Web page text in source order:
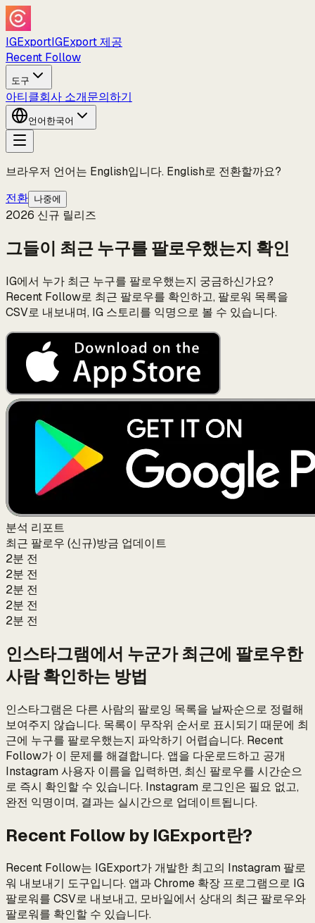
IGExportIGExport 제공
Recent Follow
도구
아티클회사 소개문의하기
언어 한국어
브라우저 언어는 English입니다. English로 전환할까요?
전환 나중에
2026 신규 릴리즈
그들이 최근 누구를 팔로우했는지 확인
IG에서 누가 최근 누구를 팔로우했는지 궁금하신가요?
Recent Follow로 최근 팔로우를 확인하고, 팔로워 목록을
CSV로 내보내며, IG 스토리를 익명으로 볼 수 있습니다.
분석 리포트
최근 팔로우 (신규)방금 업데이트
2분 전
2분 전
2분 전
2분 전
2분 전
인스타그램에서 누군가 최근에 팔로우한
사람 확인하는 방법
인스타그램은 다른 사람의 팔로잉 목록을 날짜순으로 정렬해
보여주지 않습니다. 목록이 무작위 순서로 표시되기 때문에 최
근에 누구를 팔로우했는지 파악하기 어렵습니다. Recent
Follow가 이 문제를 해결합니다. 앱을 다운로드하고 공개
Instagram 사용자 이름을 입력하면, 최신 팔로우를 시간순으
로 즉시 확인할 수 있습니다. Instagram 로그인은 필요 없고,
완전 익명이며, 결과는 실시간으로 업데이트됩니다.
Recent Follow by IGExport란?
Recent Follow는 IGExport가 개발한 최고의 Instagram 팔로
워 내보내기 도구입니다. 앱과 Chrome 확장 프로그램으로 IG
팔로워를 CSV로 내보내고, 모바일에서 상대의 최근 팔로우와
팔로워를 확인할 수 있습니다.